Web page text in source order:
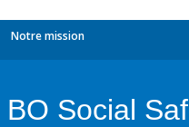
Notre mission
BO Social